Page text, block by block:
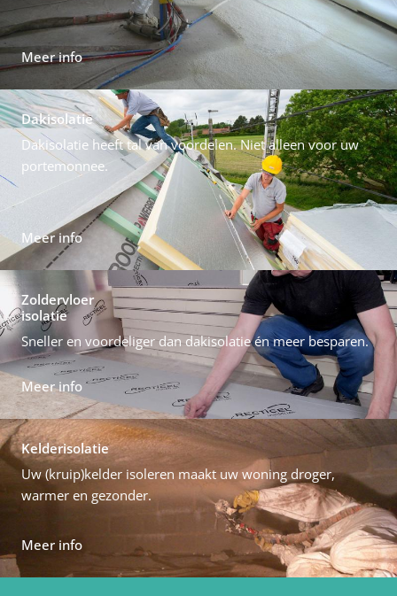
Meer info
Dakisolatie
Dakisolatie heeft tal van voordelen. Niet alleen voor uw
portemonnee.
Meer info
Zoldervloer
isolatie
Sneller en voordeliger dan dakisolatie én meer besparen.
Meer info
Kelderisolatie
Uw (kruip)kelder isoleren maakt uw woning droger,
warmer en gezonder.
Meer info